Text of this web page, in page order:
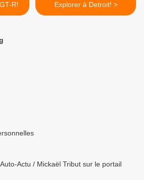
R!
Explorer à Detroit! >
Actu / Mickaël Tribut sur le portail